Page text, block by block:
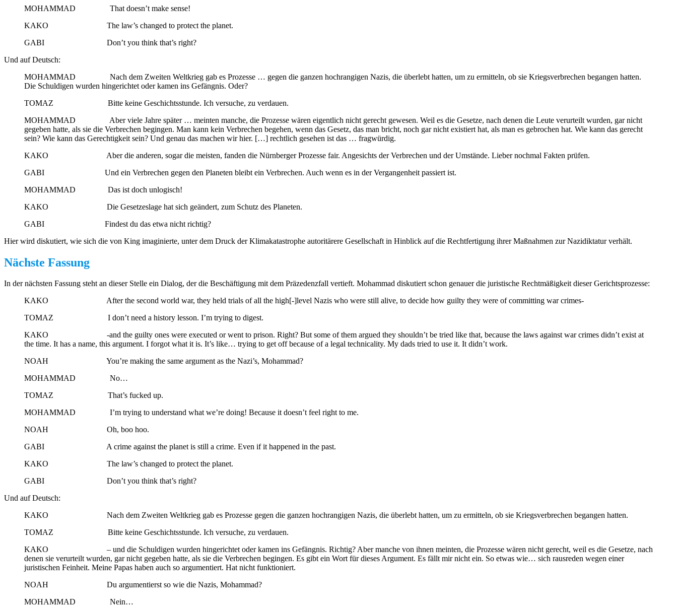
MOHAMMAD That doesn’t make sense!
KAKO The law’s changed to protect the planet.
GABI Don’t you think that’s right?
Und auf Deutsch:
MOHAMMAD Nach dem Zweiten Weltkrieg gab es Prozesse … gegen die ganzen hochrangigen Nazis, die überlebt hatten, um zu ermitteln, ob sie Kriegsverbrechen begangen hatten.
Die Schuldigen wurden hingerichtet oder kamen ins Gefängnis. Oder?
TOMAZ Bitte keine Geschichtsstunde. Ich versuche, zu verdauen.
MOHAMMAD Aber viele Jahre später … meinten manche, die Prozesse wären eigentlich nicht gerecht gewesen. Weil es die Gesetze, nach denen die Leute verurteilt wurden, gar nicht
gegeben hatte, als sie die Verbrechen begingen. Man kann kein Verbrechen begehen, wenn das Gesetz, das man bricht, noch gar nicht existiert hat, als man es gebrochen hat. Wie kann das gerecht
sein? Wie kann das Gerechtigkeit sein? Und genau das machen wir hier. […] rechtlich gesehen ist das … fragwürdig.
KAKO Aber die anderen, sogar die meisten, fanden die Nürnberger Prozesse fair. Angesichts der Verbrechen und der Umstände. Lieber nochmal Fakten prüfen.
GABI Und ein Verbrechen gegen den Planeten bleibt ein Verbrechen. Auch wenn es in der Vergangenheit passiert ist.
MOHAMMAD Das ist doch unlogisch!
KAKO Die Gesetzeslage hat sich geändert, zum Schutz des Planeten.
GABI Findest du das etwa nicht richtig?
Hier wird diskutiert, wie sich die von King imaginierte, unter dem Druck der Klimakatastrophe autoritärere Gesellschaft in Hinblick auf die Rechtfertigung ihrer Maßnahmen zur Nazidiktatur verhält.
Nächste Fassung
In der nächsten Fassung steht an dieser Stelle ein Dialog, der die Beschäftigung mit dem Präzedenzfall vertieft. Mohammad diskutiert schon genauer die juristische Rechtmäßigkeit dieser Gerichtsprozesse:
KAKO After the second world war, they held trials of all the high[-]level Nazis who were still alive, to decide how guilty they were of committing war crimes-
TOMAZ I don’t need a history lesson. I’m trying to digest.
KAKO -and the guilty ones were executed or went to prison. Right? But some of them argued they shouldn’t be tried like that, because the laws against war crimes didn’t exist at
the time. It has a name, this argument. I forgot what it is. It’s like… trying to get off because of a legal technicality. My dads tried to use it. It didn’t work.
NOAH You’re making the same argument as the Nazi’s, Mohammad?
MOHAMMAD No…
TOMAZ That’s fucked up.
MOHAMMAD I’m trying to understand what we’re doing! Because it doesn’t feel right to me.
NOAH Oh, boo hoo.
GABI A crime against the planet is still a crime. Even if it happened in the past.
KAKO The law’s changed to protect the planet.
GABI Don’t you think that’s right?
Und auf Deutsch:
KAKO Nach dem Zweiten Weltkrieg gab es Prozesse gegen die ganzen hochrangigen Nazis, die überlebt hatten, um zu ermitteln, ob sie Kriegsverbrechen begangen hatten.
TOMAZ Bitte keine Geschichtsstunde. Ich versuche, zu verdauen.
KAKO – und die Schuldigen wurden hingerichtet oder kamen ins Gefängnis. Richtig? Aber manche von ihnen meinten, die Prozesse wären nicht gerecht, weil es die Gesetze, nach
denen sie verurteilt wurden, gar nicht gegeben hatte, als sie die Verbrechen begingen. Es gibt ein Wort für dieses Argument. Es fällt mir nicht ein. So etwas wie… sich rausreden wegen einer
juristischen Feinheit. Meine Papas haben auch so argumentiert. Hat nicht funktioniert.
NOAH Du argumentierst so wie die Nazis, Mohammad?
MOHAMMAD Nein…